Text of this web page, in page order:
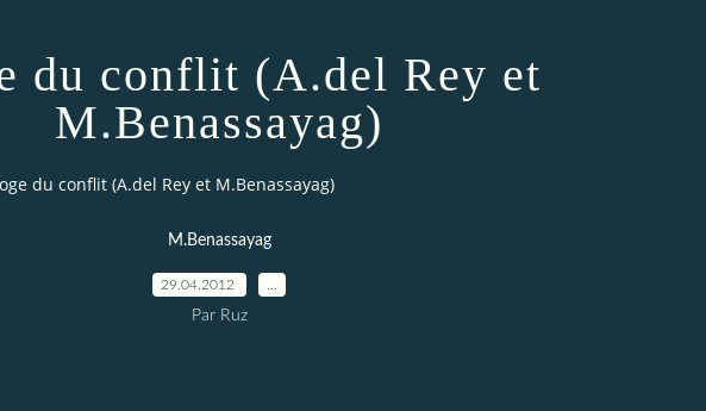
du conflit (A.del Rey et
M.Benassayag)
du conflit (A.del Rey et M.Benassayag)
M.Benassayag
29.04.2012
Par Ruz